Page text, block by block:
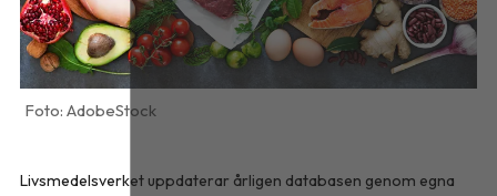
AdobeStock
Livsmedelsverket uppdaterar årligen databasen genom egna